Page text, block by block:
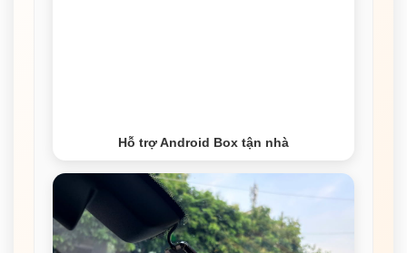
Hỗ trợ Android Box tận nhà